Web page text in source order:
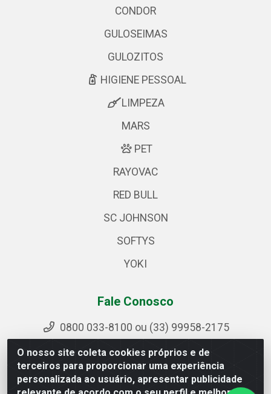
O nosso site coleta cookies próprios e de
terceiros para proporcionar uma experiência
personalizada ao usuário, apresentar publicidade
CONDOR
GULOSEIMAS
GULOZITOS
HIGIENE PESSOAL
LIMPEZA
MARS
PET
RAYOVAC
RED BULL
SC JOHNSON
SOFTYS
YOKI
Fale Conosco
0800 033-8100 ou (33) 99958-2175
sac@ipirangamg.com.br
Acompanhe nossas publicações